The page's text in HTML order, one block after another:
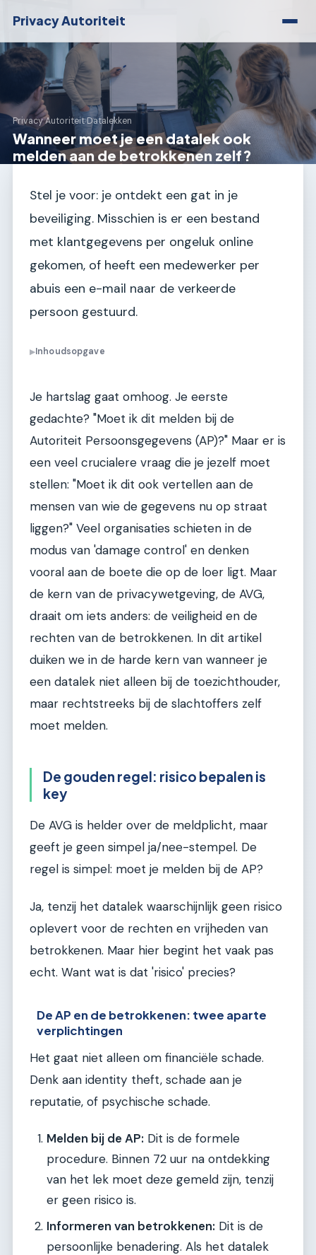
Privacy Autoriteit
Privacy Autoriteit›Datalekken
Wanneer moet je een datalek ook
melden aan de betrokkenen zelf?
Stel je voor: je ontdekt een gat in je
beveiliging. Misschien is er een bestand
met klantgegevens per ongeluk online
gekomen, of heeft een medewerker per
abuis een e-mail naar de verkeerde
persoon gestuurd.
▶Inhoudsopgave
Je hartslag gaat omhoog. Je eerste
gedachte? "Moet ik dit melden bij de
Autoriteit Persoonsgegevens (AP)?" Maar er is
een veel crucialere vraag die je jezelf moet
stellen: "Moet ik dit ook vertellen aan de
mensen van wie de gegevens nu op straat
liggen?" Veel organisaties schieten in de
modus van 'damage control' en denken
vooral aan de boete die op de loer ligt. Maar
de kern van de privacywetgeving, de AVG,
draait om iets anders: de veiligheid en de
rechten van de betrokkenen. In dit artikel
duiken we in de harde kern van wanneer je
een datalek niet alleen bij de toezichthouder,
maar rechtstreeks bij de slachtoffers zelf
moet melden.
De gouden regel: risico bepalen is
key
De AVG is helder over de meldplicht, maar
geeft je geen simpel ja/nee-stempel. De
regel is simpel: moet je melden bij de AP?
Ja, tenzij het datalek waarschijnlijk geen risico
oplevert voor de rechten en vrijheden van
betrokkenen. Maar hier begint het vaak pas
echt. Want wat is dat 'risico' precies?
De AP en de betrokkenen: twee aparte
verplichtingen
Het gaat niet alleen om financiële schade.
Denk aan identity theft, schade aan je
reputatie, of psychische schade.
Melden bij de AP: Dit is de formele
procedure. Binnen 72 uur na ontdekking
van het lek moet deze gemeld zijn, tenzij
er geen risico is.
Informeren van betrokkenen: Dit is de
persoonlijke benadering. Als het datalek